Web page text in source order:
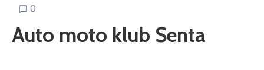
0
Auto moto klub Senta